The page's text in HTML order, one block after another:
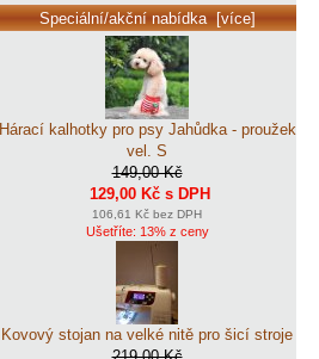
Speciální/akční nabídka [více]
Hárací kalhotky pro psy Jahůdka - proužek
vel. S
149,00 Kč
129,00 Kč s DPH
106,61 Kč bez DPH
Ušetříte: 13% z ceny
Kovový stojan na velké nitě pro šicí stroje